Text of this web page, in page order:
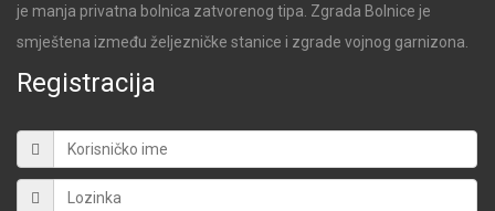
je manja privatna bolnica zatvorenog tipa. Zgrada Bolnice je
smještena između željezničke stanice i zgrade vojnog garnizona.
Registracija